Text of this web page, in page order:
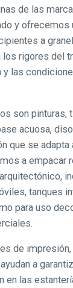
de las
y ofrecemos
a
rigores del
y las
son pinturas,
acuosa,
que se adapta
a empacar
tanques
para uso
de
a
en las